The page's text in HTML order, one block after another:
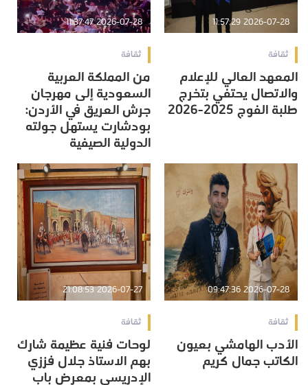
2026-07-28 11:57:29
ثقافة
المعهد العالي للإعلام
والاتصال يحتفي بتخرج
طلبة الفوج 2025-2026
2026-07-28 11:37:47
ثقافة
من المملكة العربية
السعودية إلى مهرجان
جرش العريق في الأردن:
بودشارت يستهل جولته
الدولية الصيفية
2026-07-28 09:47:36
ثقافة
الأدب الهامشي بعيون
الكاتب جمال كريم
2026-07-27 21:08:53
ثقافة
لوحات فنية عظيمة شارك
بهم الاستاذ جلال فززي
الإدريسي بمعرض باب